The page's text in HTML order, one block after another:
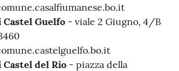
Guelfo - viale 2 Giugno, 4/B
del Rio - piazza della